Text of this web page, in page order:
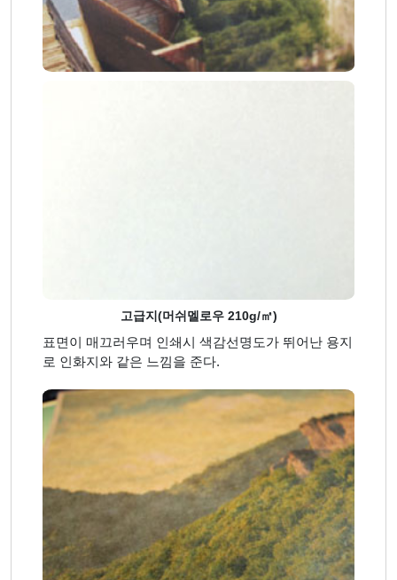
고급지(머쉬멜로우 210g/㎡)
표면이 매끄러우며 인쇄시 색감선명도가 뛰어난 용지
로 인화지와 같은 느낌을 준다.